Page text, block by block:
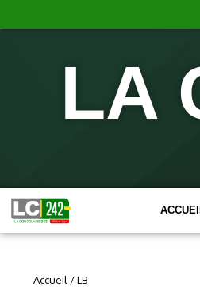
LA
Accueil /LB